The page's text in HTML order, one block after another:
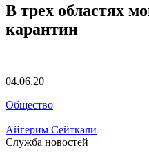
В трех областях
карантин
04.06.20
Общество
Айгерим Сейткали
Служба новостей